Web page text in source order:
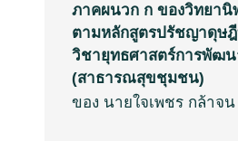
ภาคผนวก ก ของวิทยานิ
ตามหลักสูตรปรัชญาดุษ
วิชายุทธศาสตร์การพัฒ
(สาธารณสุขชุมชน)
ของ นายใจเพชร กล้าจน